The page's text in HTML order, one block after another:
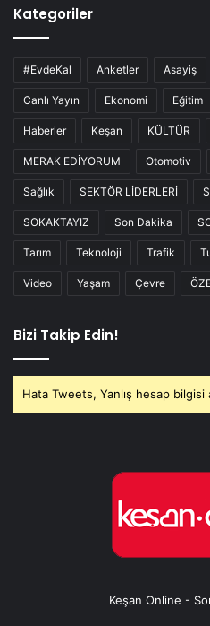
Kategoriler
#EvdeKal Anketler Asayiş
Canlı Yayın Ekonomi Eğitim
Haberler Keşan KÜLTÜR
MERAK EDİYORUM Otomotiv
Sağlık SEKTÖR LİDERLERİ
SOKAKTAYIZ Son Dakika
Tarım Teknoloji Trafik
Video Yaşam Çevre
Bizi Takip Edin!
Hata Tweets, Yanlış hesap bilgisi
Keşan Online -